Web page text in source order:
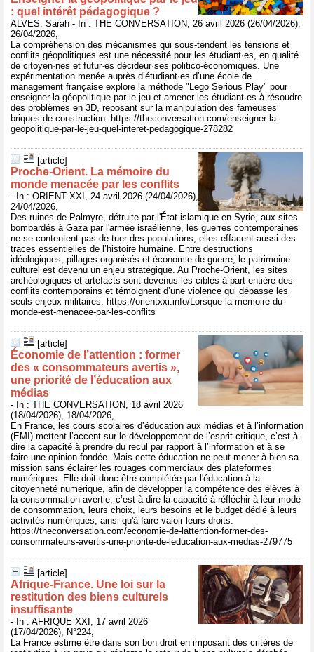
: quel intérêt pédagogique ?
ALVES, Sarah - In : THE CONVERSATION, 26 avril 2026 (26/04/2026),
26/04/2026,
La compréhension des mécanismes qui sous-tendent les tensions et
conflits géopolitiques est une nécessité pour les étudiant·es, en qualité
de citoyen·nes et futur·es décideur·ses politico-économiques. Une
expérimentation menée auprès d’étudiant·es d’une école de
management française explore la méthode "Lego Serious Play" pour
enseigner la géopolitique par le jeu et amener les étudiant·es à résoudre
des problèmes en 3D, reposant sur la manipulation des fameuses
briques de construction. https://theconversation.com/enseigner-la-
geopolitique-par-le-jeu-quel-interet-pedagogique-278282
[article]
Proche-Orient. La mémoire du
monde menacée par les conflits
- In : ORIENT XXI, 24 avril 2026 (24/04/2026),
24/04/2026,
Des ruines de Palmyre, détruite par l'État islamique en Syrie, aux sites
bombardés à Gaza par l'armée israélienne, les guerres contemporaines
ne se contentent pas de tuer des populations, elles effacent aussi des
traces essentielles de l’histoire humaine. Entre destructions
idéologiques, pillages organisés et économie de guerre, le patrimoine
culturel est devenu un enjeu stratégique. Au Proche-Orient, les sites
archéologiques et artefacts sont devenus les cibles à part entière des
conflits contemporains et témoignent d’une violence qui dépasse les
seuls enjeux militaires. https://orientxxi.info/Lorsque-la-memoire-du-
monde-est-menacee-par-les-conflits
[article]
Économie de l’attention : former
des « consommateurs avertis »,
une priorité de l’éducation aux
médias
- In : THE CONVERSATION, 18 avril 2026
(18/04/2026), 18/04/2026,
En France, les cours scolaires d’éducation aux médias et à l’information
(EMI) mettent l’accent sur le développement de l’esprit critique, c’est-à-
dire la capacité à prendre du recul par rapport à l’information et à se
faire une opinion fondée. Mais cette éducation ne peut mener à bien sa
mission sans éclairer les rouages commerciaux des plateformes
numériques. Elle doit donc être complétée par l'éducation à la
citoyenneté numérique, afin de développer la compétence des élèves à
la consommation avertie, c’est-à-dire la capacité à réfléchir à leur mode
de consommation, leurs choix, leurs besoins et le budget dédié à leurs
activités numériques, ainsi qu'à faire valoir leurs droits.
https://theconversation.com/economie-de-lattention-former-des-
consommateurs-avertis-une-priorite-de-leducation-aux-medias-279775
[article]
Afrique-France. Une loi sur la
restitution des biens culturels
insuffisante
- In : AFRIQUE XXI, 17 avril 2026
(17/04/2026), N°224,
La France estime être dans son bon droit en imposant des critères de